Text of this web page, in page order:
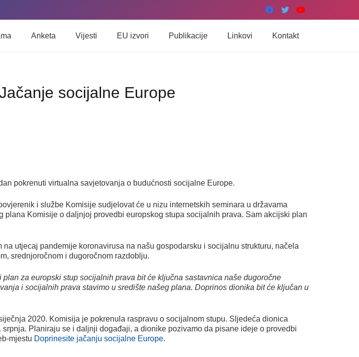
Anketa Vijesti EU izvori Publikacije Linkovi Kontakt
socijalne Europe
pokrenuti virtualna savjetovanja o budućnosti socijalne Europe.
i službe Komisije sudjelovat će u nizu internetskih seminara u državama
Komisije o daljnjoj provedbi europskog stupa socijalnih prava. Sam akcijski plan
utjecaj pandemije koronavirusa na našu gospodarsku i socijalnu strukturu, načela
srednjoročnom i dugoročnom razdoblju.
plan za europski stup socijalnih prava bit će ključna sastavnica naše dugoročne
i socijalnih prava stavimo u središte našeg plana. Doprinos dionika bit će ključan u
2020. Komisija je pokrenula raspravu o socijalnom stupu. Sljedeća dionica
Planiraju se i daljnji događaji, a dionike pozivamo da pisane ideje o provedbi
mjestu Doprinesite jačanju socijalne Europe.